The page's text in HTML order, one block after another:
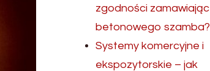
zgodności zamawiając
betonowego szamba?
Systemy komercyjne i
ekspozytorskie – jak